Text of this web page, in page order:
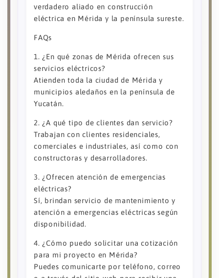
verdadero aliado en construcción
eléctrica en Mérida y la península sureste.
FAQs
1. ¿En qué zonas de Mérida ofrecen sus
servicios eléctricos?
Atienden toda la ciudad de Mérida y
municipios aledaños en la península de
Yucatán.
2. ¿A qué tipo de clientes dan servicio?
Trabajan con clientes residenciales,
comerciales e industriales, así como con
constructoras y desarrolladores.
3. ¿Ofrecen atención de emergencias
eléctricas?
Sí, brindan servicio de mantenimiento y
atención a emergencias eléctricas según
disponibilidad.
4. ¿Cómo puedo solicitar una cotización
para mi proyecto en Mérida?
Puedes comunicarte por teléfono, correo